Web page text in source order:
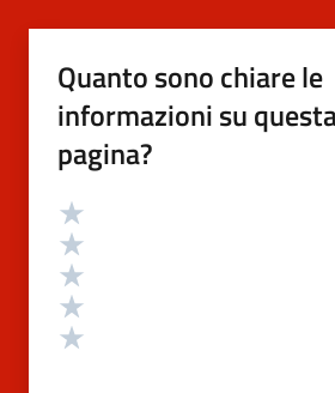
Quanto sono chiare le
informazioni su
pagina?
Valutazione